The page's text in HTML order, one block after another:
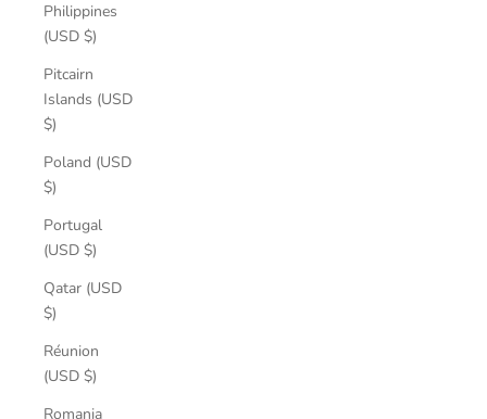
Philippines
(USD $)
Pitcairn
Islands (USD
$)
Poland (USD
$)
Portugal
(USD $)
Qatar (USD
$)
Réunion
(USD $)
Romania